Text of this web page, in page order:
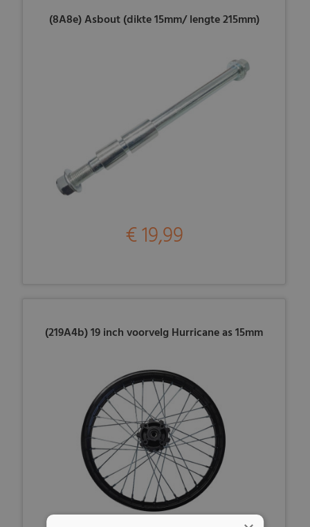
(8A8e) Asbout (dikte 15mm/ lengte 215mm)
€ 19,99
(219A4b) 19 inch voorvelg Hurricane as 15mm